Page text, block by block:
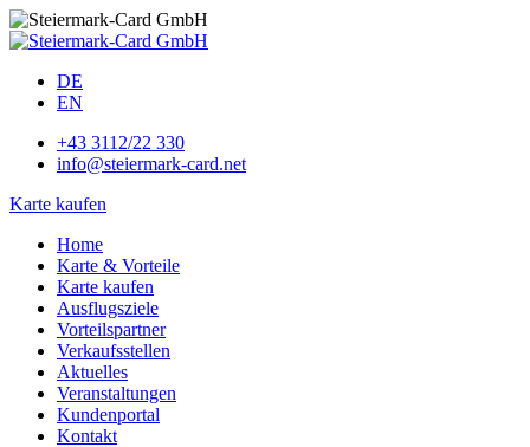
DE
EN
+43 3112/22 330
info@steiermark-card.net
Karte kaufen
Home
Karte & Vorteile
Karte kaufen
Ausflugsziele
Vorteilspartner
Verkaufsstellen
Aktuelles
Veranstaltungen
Kundenportal
Kontakt